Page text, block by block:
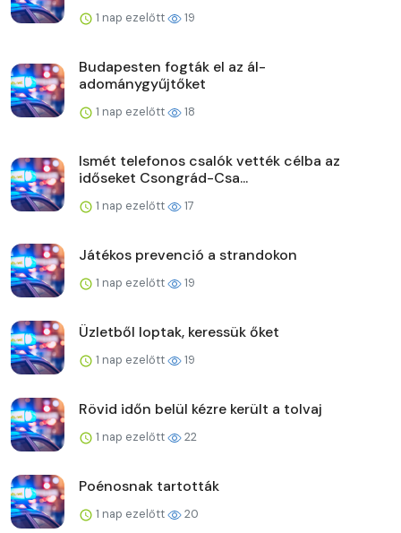
1 nap ezelőtt 19
Budapesten fogták el az ál-
adománygyűjtőket
1 nap ezelőtt 18
Ismét telefonos csalók vették célba az
időseket Csongrád-Csa...
1 nap ezelőtt 17
Játékos prevenció a strandokon
1 nap ezelőtt 19
Üzletből loptak, keressük őket
1 nap ezelőtt 19
Rövid időn belül kézre került a tolvaj
1 nap ezelőtt 22
Poénosnak tartották
1 nap ezelőtt 20